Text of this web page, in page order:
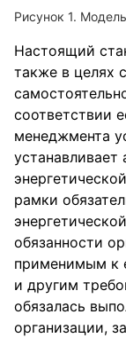
Настоящий
также в целях
соответствии
менеджмента
рамки
обязанности
применимым к
и другим
обязалась
организации,